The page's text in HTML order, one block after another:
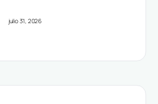
julio 31, 2026